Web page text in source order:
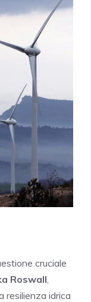
cruciale
Roswall
resilienza idrica